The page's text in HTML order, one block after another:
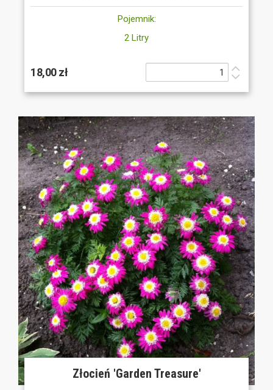
Pojemnik:
2 Litry
18,00 zł
Złocień 'Garden Treasure'